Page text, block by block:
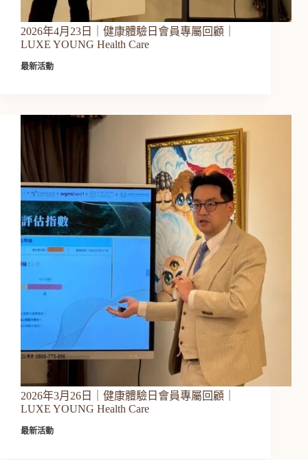
2026年4月23日｜健康體驗日會員專屬回顧｜
LUXE YOUNG Health Care
最新活動
2026年3月26日｜健康體驗日會員專屬回顧｜
LUXE YOUNG Health Care
最新活動